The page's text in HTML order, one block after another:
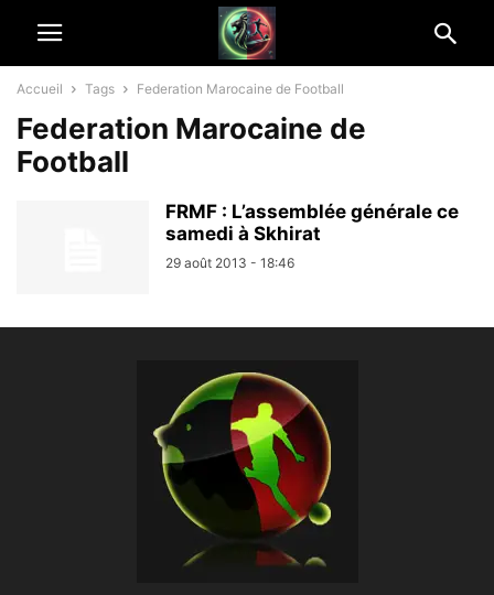
Accueil Tags Federation Marocaine de Football
Federation Marocaine de
Football
FRMF : L’assemblée générale ce
samedi à Skhirat
29 août 2013 - 18:46